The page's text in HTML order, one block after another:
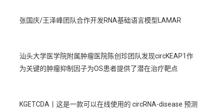
张国庆/王泽峰团队合作开发RNA基础语言模型LAMAR
汕头大学医学院附属肿瘤医院陈创珍团队发现circKEAP1作
为关键的肿瘤抑制因子为OS患者提供了潜在治疗靶点
KGETCDA丨这是一款可以在线使用的 circRNA-disease 预测